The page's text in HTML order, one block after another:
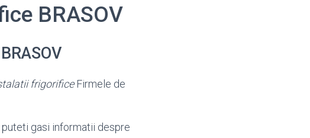
BRASOV
frigorificeFirmele de
gasi informatii despre